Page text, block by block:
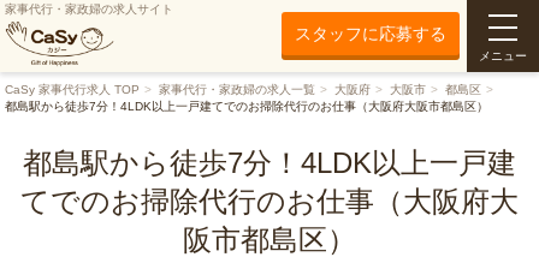
家事代行・家政婦の求人サイト
スタッフに応募する
メニュー
CaSy 家事代行求人 TOP 家事代行・家政婦の求人一覧 大阪府 大阪市
都島区
都島駅から徒歩7分！4LDK以上一戸建てでのお掃除代行のお仕事（大阪府大阪市都島区）
都島駅から徒歩7分！4LDK以上一戸建
てでのお掃除代行のお仕事（大阪府大
阪市都島区）